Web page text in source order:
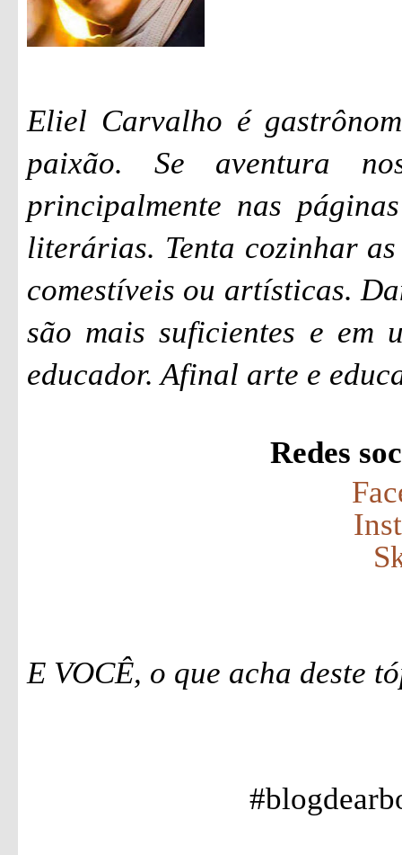
Eliel Carvalho é
paixão. Se aventura
principalmente nas
literárias. Tenta cozinhar
comestíveis ou artísticas.
são mais suficientes e em
educador. Afinal arte e
Redes
E VOCÊ, o que acha deste